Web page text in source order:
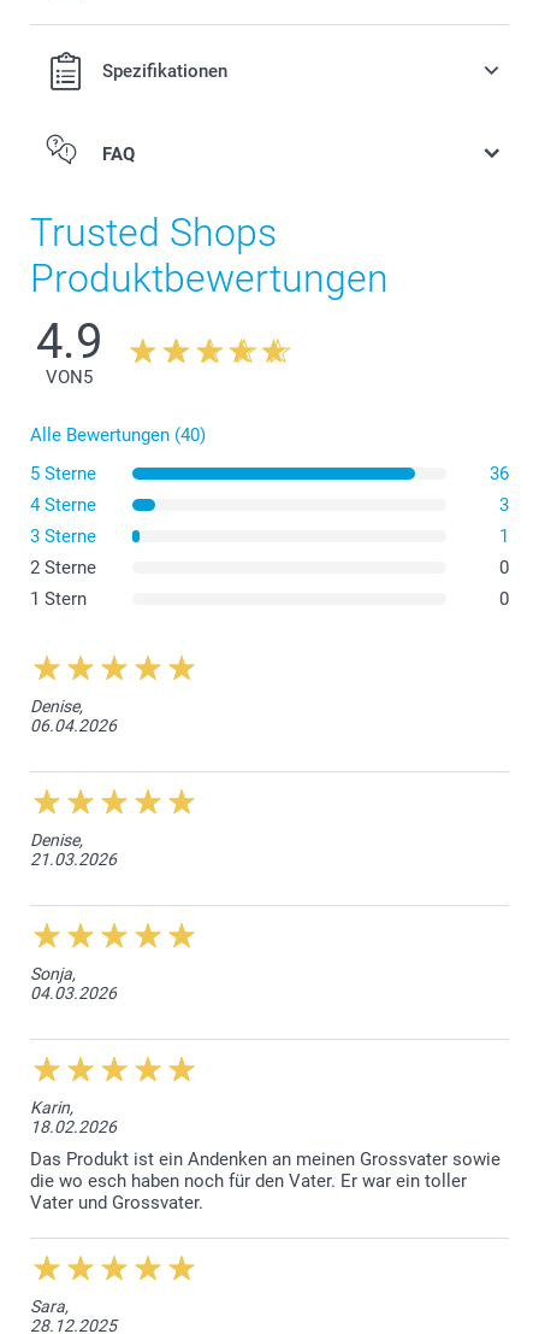
Spezifikationen
FAQ
Trusted Shops
Produktbewertungen
4.9
VON5
Alle Bewertungen (40)
5 Sterne
36
4 Sterne
3
3 Sterne
1
2 Sterne
0
1 Stern
0
Denise,
06.04.2026
Denise,
21.03.2026
Sonja,
04.03.2026
Karin,
18.02.2026
Das Produkt ist ein Andenken an meinen Grossvater sowie
die wo esch haben noch für den Vater. Er war ein toller
Vater und Grossvater.
Sara,
28.12.2025